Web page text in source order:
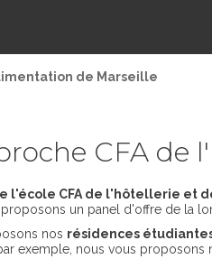
de Marseille
CFA de
l'école CFA de l'hôtellerie et
un panel d'offre de la
nos résidences
exemple, nous vous proposons